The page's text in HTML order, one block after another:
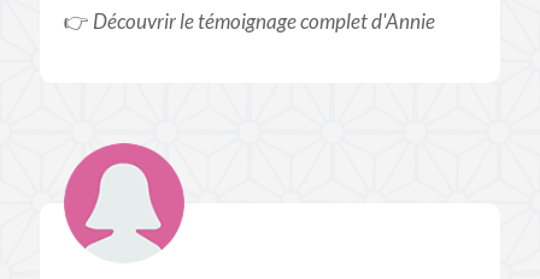
👉 Découvrir le témoignage complet d'Annie